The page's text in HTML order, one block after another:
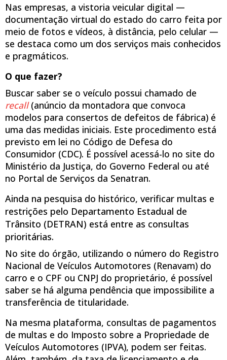
Nas empresas, a vistoria veicular digital —
documentação virtual do estado do carro feita por
meio de fotos e vídeos, à distância, pelo celular —
se destaca como um dos serviços mais conhecidos
e pragmáticos.
O que fazer?
Buscar saber se o veículo possui chamado de
recall (anúncio da montadora que convoca
modelos para consertos de defeitos de fábrica) é
uma das medidas iniciais. Este procedimento está
previsto em lei no Código de Defesa do
Consumidor (CDC). É possível acessá-lo no site do
Ministério da Justiça, do Governo Federal ou até
no Portal de Serviços da Senatran.
Ainda na pesquisa do histórico, verificar multas e
restrições pelo Departamento Estadual de
Trânsito (DETRAN) está entre as consultas
prioritárias.
No site do órgão, utilizando o número do Registro
Nacional de Veículos Automotores (Renavam) do
carro e o CPF ou CNPJ do proprietário, é possível
saber se há alguma pendência que impossibilite a
transferência de titularidade.
Na mesma plataforma, consultas de pagamentos
de multas e do Imposto sobre a Propriedade de
Veículos Automotores (IPVA), podem ser feitas.